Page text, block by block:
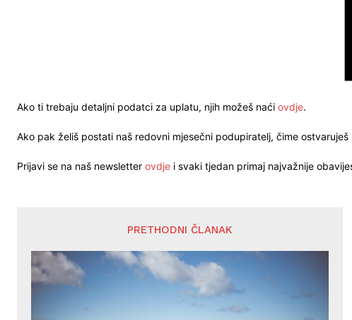
Ako ti trebaju detaljni podatci za uplatu, njih možeš naći ovdje.
Ako pak želiš postati naš redovni mjesečni podupiratelj, čime
Prijavi se na naš newsletter ovdje i svaki tjedan primaj najvažnije
PRETHODNI ČLANAK